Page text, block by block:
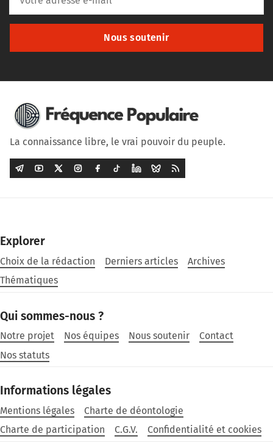
Nous soutenir
La connaissance libre, le vrai pouvoir du peuple.
Explorer
Choix de la rédaction Derniers articles
Archives
Thématiques
Qui sommes-nous ?
Notre projet Nos équipes Nous soutenir
Contact
Nos statuts
Informations légales
Mentions légales
Charte de déontologie
Charte de participation
C.G.V. Confidentialité et cookies